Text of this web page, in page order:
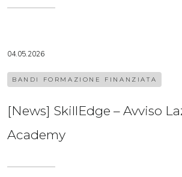
04.05.2026
BANDI FORMAZIONE FINANZIATA
[News] SkillEdge – Avviso
Academy